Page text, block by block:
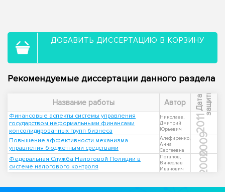
ДОБАВИТЬ ДИССЕРТАЦИЮ В КОРЗИНУ
Рекомендуемые диссертации данного раздела
Название работы Автор Д
а
т
а
з
а
щ
и
т ы
Финансовые аспекты системы управления
государством неформальными финансами
консолидированных групп бизнеса
Николаев,
Дмитрий
Юрьевич
2011
Повышение эффективности механизма
управления бюджетными средствами
Алефиренко,
Анна
Сергеевна
2009
Федеральная Служба Налоговой Полиции в
системе налогового контроля
Потапов,
Вячеслав
Иванович
2000